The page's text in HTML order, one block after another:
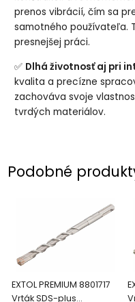
prenos vibrácií, čím sa
samotného používateľa.
presnejšej práci.
✅ Dlhá životnosť aj pri
kvalita a precízne
zachováva svoje
tvrdých materiálov.
Podobné
EXTOL PREMIUM 8801717
Vrták SDS-plus